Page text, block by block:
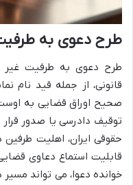
طرح دعوی به
طرح دعوی به طرفیت غیر
قانونی، از جمله قید نام
صحیح اوراق قضایی به
توقیف دادرسی یا صدور
حقوقی ایران، اهلیت
قابلیت استماع دعاوی
خوانده دعوا، می تواند